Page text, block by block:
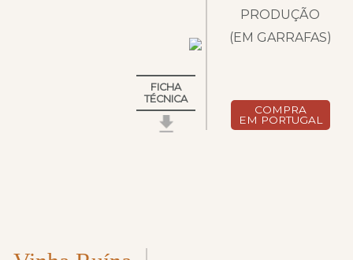
FICHA
TÉCNICA
PRODUÇÃO
(EM GARRAFAS)
COMPRA
EM PORTUGAL